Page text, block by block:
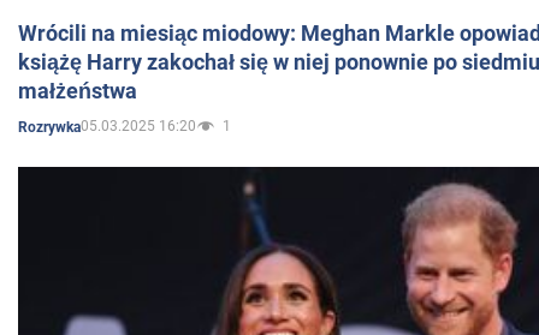
Wrócili na miesiąc miodowy: Meghan Markle
książę Harry zakochał się w niej ponownie po
małżeństwa
Rozrywka05.03.2025 16:20 1